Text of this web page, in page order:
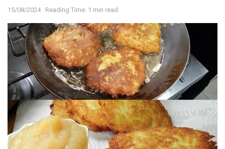
15/08/2024 Reading Time: 1 min read